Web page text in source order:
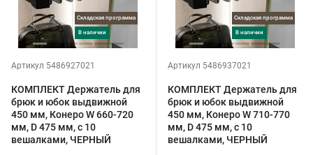
Складская программа
в наличии
Артикул 5486927021
КОМПЛЕКТ Держатель для
брюк и юбок выдвижной
450 мм, Конеро W 660-720
мм, D 475 мм, с 10
вешалками, ЧЕРНЫЙ
Складская программа
в наличии
Артикул 5486937021
КОМПЛЕКТ Держатель для
брюк и юбок выдвижной
450 мм, Конеро W 710-770
мм, D 475 мм, с 10
вешалками, ЧЕРНЫЙ